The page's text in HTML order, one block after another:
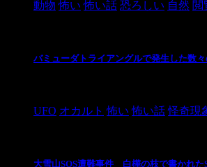
動物 怖い 怖い話 恐ろしい 自然 閲
バミューダトライアングルで発生した数
UFO オカルト 怖い 怖い話 怪奇現
大雪山SOS遭難事件 白樺の枝で書かれた